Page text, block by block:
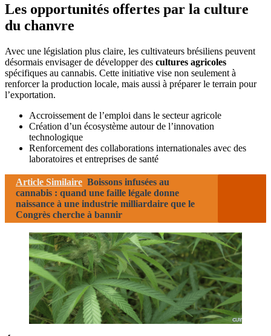
Les opportunités offertes par la culture
du chanvre
Avec une législation plus claire, les cultivateurs brésiliens peuvent
désormais envisager de développer des cultures agricoles
spécifiques au cannabis. Cette initiative vise non seulement à
renforcer la production locale, mais aussi à préparer le terrain pour
l’exportation.
Accroissement de l’emploi dans le secteur agricole
Création d’un écosystème autour de l’innovation
technologique
Renforcement des collaborations internationales avec des
laboratoires et entreprises de santé
Article Similaire Boissons infusées au
cannabis : quand une faille légale donne
naissance à une industrie milliardaire que le
Congrès cherche à bannir